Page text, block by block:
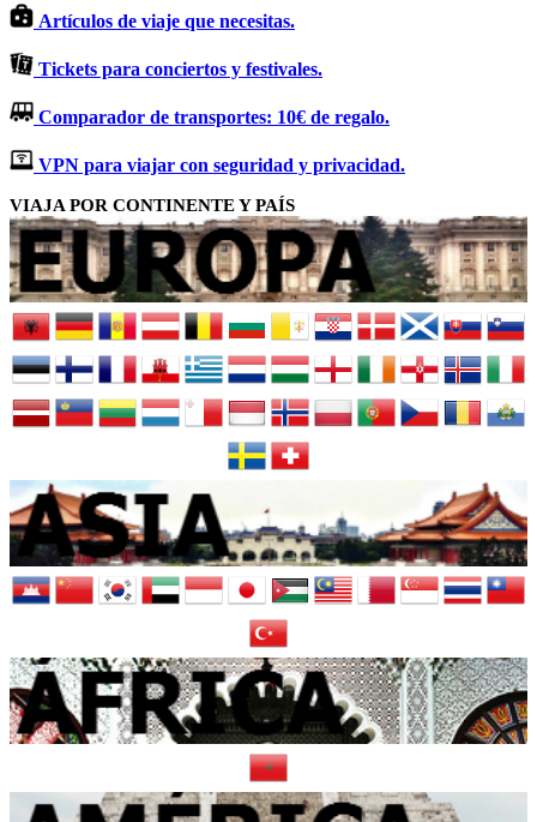
Artículos de viaje que necesitas.
Tickets para conciertos y festivales.
Comparador de transportes: 10€ de regalo.
VPN para viajar con seguridad y privacidad.
VIAJA POR CONTINENTE Y PAÍS